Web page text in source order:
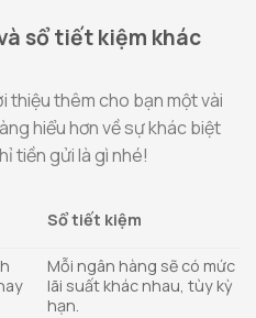
sổ tiết kiệm khác
thiệu thêm cho bạn một vài
hiểu hơn về sự khác biệt
tiền gửi là gì nhé!
Sổ tiết kiệm
Mỗi ngân hàng sẽ có mức
lãi suất khác nhau, tùy kỳ
hạn.